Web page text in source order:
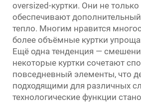
oversized-куртки. Они не
обеспечивают
тепло. Многим нравится
более объёмные куртки
Ещё одна тенденция —
некоторые куртки сочетают
повседневный элементы, что
подходящими для различных
технологические функции